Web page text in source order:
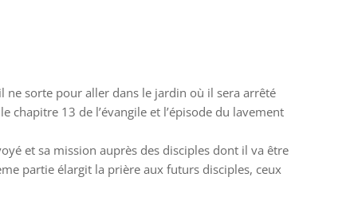
ne sorte pour aller dans le jardin où il sera arrêté
chapitre 13 de l’évangile et l’épisode du lavement
et sa mission auprès des disciples dont il va être
partie élargit la prière aux futurs disciples, ceux